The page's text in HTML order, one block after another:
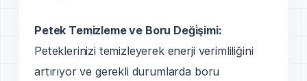
Petek Temizleme ve Boru Deği̇şimi:
Peteklerinizi temizleyerek enerji verimliliğini
artırıyor ve gerekli durumlarda boru